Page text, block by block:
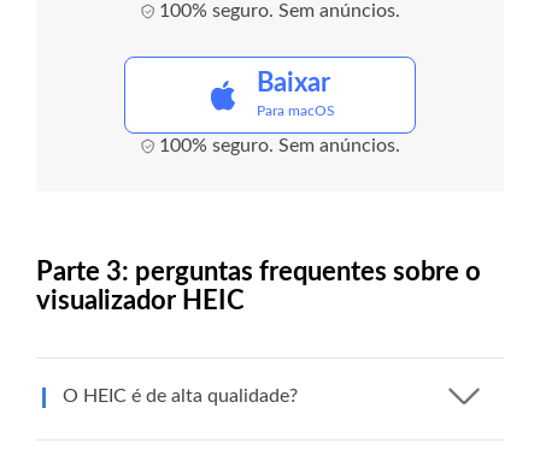
100% seguro. Sem anúncios.
Baixar
Para macOS
100% seguro. Sem anúncios.
Parte 3: perguntas frequentes sobre o
visualizador HEIC
O HEIC é de alta qualidade?